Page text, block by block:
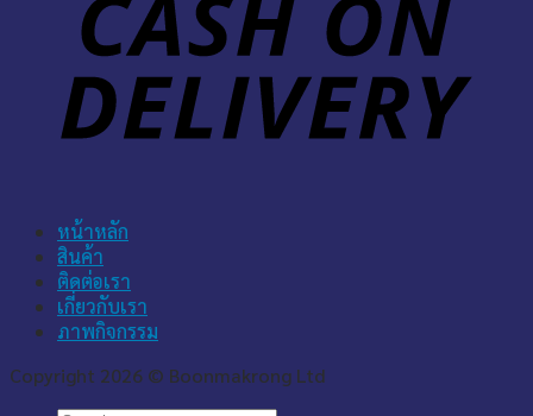
หน้าหลัก
สินค้า
ติดต่อเรา
เกี่ยวกับเรา
ภาพกิจกรรม
Copyright 2026 © Boonmakrong Ltd